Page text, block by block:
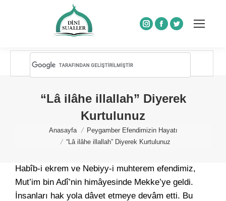
Instagram
Facebook
Twitter
“Lâ ilâhe illallah” Diyerek
Kurtulunuz
You are here:
Anasayfa
Peygamber Efendimizin Hayatı
“Lâ ilâhe illallah” Diyerek Kurtulunuz
Habîb-i ekrem ve Nebiyy-i muhterem efendimiz,
Mut’im bin Adî’nin himâyesinde Mekke’ye geldi.
İnsanları hak yola dâvet etmeye devâm etti. Bu